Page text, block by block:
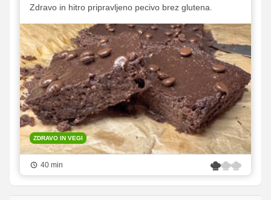
Zdravo in hitro pripravljeno pecivo brez glutena.
ZDRAVO IN VEGI
40 min